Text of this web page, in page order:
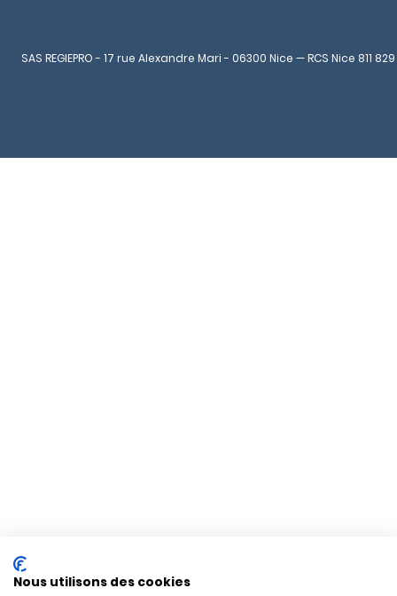
SAS REGIEPRO - 17 rue Alexandre Mari - 06300 Nice — RCS Nice 811
Nous utilisons des cookies